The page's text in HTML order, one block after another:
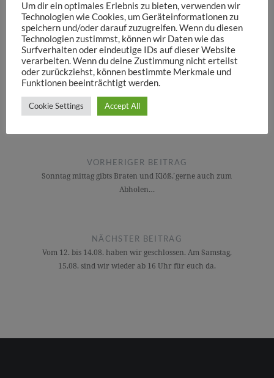
Teilen mit:
E-Mail Drucken X
Facebook
Beitragsnavigation
VORHERIGER BEITRAG
Sonntag mittag gibts Braten und Klöß´, gerne auch zum
Abholen…
NÄCHSTER BEITRAG
Vom 12. bis 14.08. haben wir geschlossen. Am Samstag,
15.08. sind wir wieder ab 16 Uhr für euch da.
Um dir ein optimales Erlebnis zu bieten, verwenden wir
Technologien wie Cookies, um Geräteinformationen zu
speichern und/oder darauf zuzugreifen. Wenn du diesen
Technologien zustimmst, können wir Daten wie das
Surfverhalten oder eindeutige IDs auf dieser Website
verarbeiten. Wenn du deine Zustimmung nicht erteilst
oder zurückziehst, können bestimmte Merkmale und
Funktionen beeinträchtigt werden.
Cookie Settings Accept All